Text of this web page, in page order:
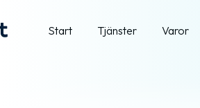
Start Tjänster Varor